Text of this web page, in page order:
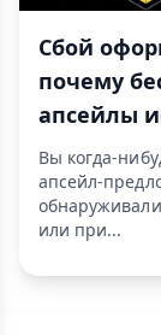
Сбой
почему
апсейлы
Вы когда-
апсейл-
или при...